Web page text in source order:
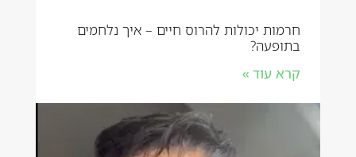
חרמות יכולות להרוס חיים – איך נלחמים
בתופעה?
קרא עוד »